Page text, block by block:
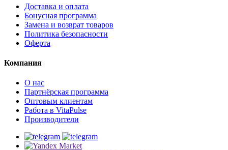
Доставка и оплата
Бонусная программа
Замена и возврат товаров
Политика безопасности
Оферта
Компания
О нас
Партнёрская программа
Оптовым клиентам
Работа в VitaPulse
Производители